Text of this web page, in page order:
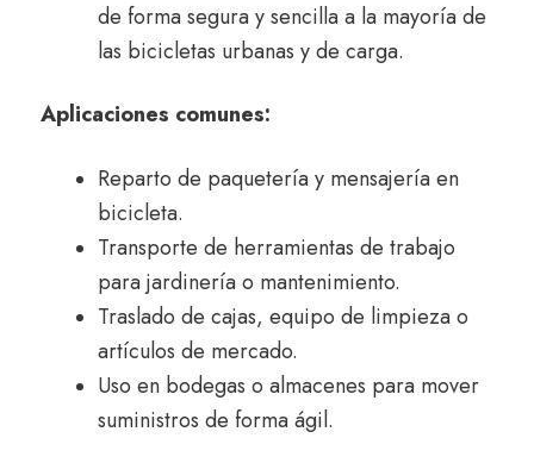
de forma segura y sencilla a la mayoría de
las bicicletas urbanas y de carga.
Aplicaciones comunes:
Reparto de paquetería y mensajería en
bicicleta.
Transporte de herramientas de trabajo
para jardinería o mantenimiento.
Traslado de cajas, equipo de limpieza o
artículos de mercado.
Uso en bodegas o almacenes para mover
suministros de forma ágil.